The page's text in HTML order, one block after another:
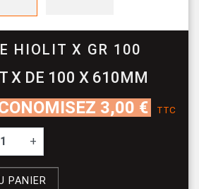
HIOLIT X GR 100
X DE 100 X 610MM
3,00 € TTC
+
PANIER